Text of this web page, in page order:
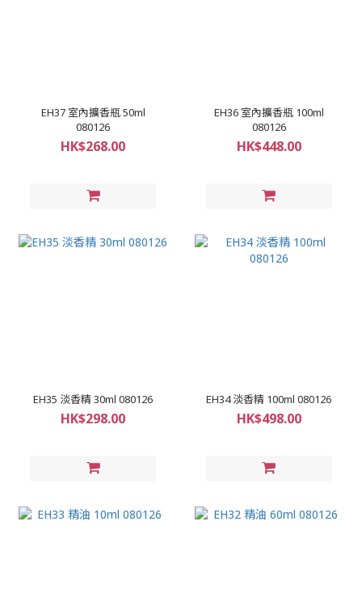
EH37 室內擴香瓶 50ml
080126
HK$268.00
EH36 室內擴香瓶 100ml
080126
HK$448.00
EH35 淡香精 30ml 080126
HK$298.00
EH34 淡香精 100ml 080126
HK$498.00